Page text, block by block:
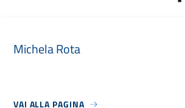
Michela Rota
VAI ALLA PAGINA